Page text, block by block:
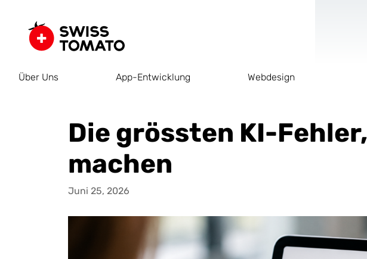
Über Uns App-Entwicklung Webdesign
Die grössten KI-
machen
Juni 25, 2026